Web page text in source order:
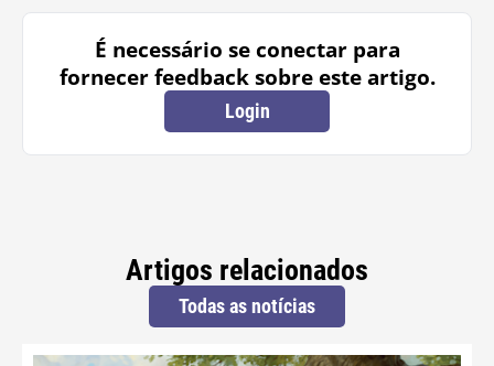
É necessário se conectar para
fornecer feedback sobre este artigo.
Login
Artigos relacionados
Todas as notícias